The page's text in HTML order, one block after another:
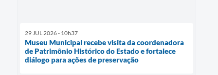
29 JUL 2026 - 10h37
Museu Municipal recebe visita da coordenadora
de Patrimônio Histórico do Estado e fortalece
diálogo para ações de preservação